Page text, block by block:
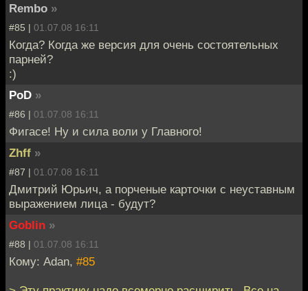
Rembo »
#85 | 01.07.08 16:11
Когда? Когда же версия для очень состоятельных
парней?
:)
PoD »
#86 | 01.07.08 16:11
Фигасе! Ну и сила воли у Главного!
Zhff »
#87 | 01.07.08 16:11
Дмитрий Юрьич, а порченые карточки с неуставным
выражением лица - будут?
Goblin »
#88 | 01.07.08 16:11
Кому: Adan, #85